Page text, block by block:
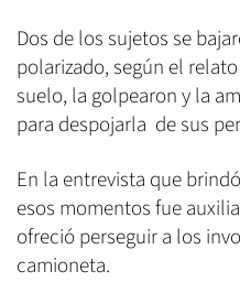
Dos de los sujetos se
polarizado, según el
suelo, la golpearon y la
para despojarla de sus
En la entrevista que
esos momentos fue
ofreció perseguir a los
camioneta.